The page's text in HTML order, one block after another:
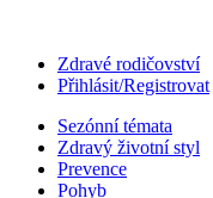
Zdravé rodičovství
Přihlásit/Registrovat
Sezónní témata
Zdravý životní styl
Prevence
Pohyb